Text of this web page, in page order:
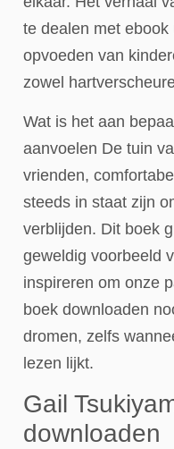
te dealen met
opvoeden van
zowel
Wat is het aan
aanvoelen De tuin
vrienden,
steeds in staat zijn
verblijden. Dit boek
geweldig voorbeeld
inspireren om onze
boek downloaden
dromen, zelfs
lezen lijkt.
Gail
downloaden